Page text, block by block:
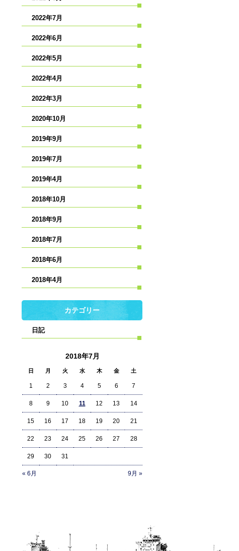
2022年7月
2022年6月
2022年5月
2022年4月
2022年3月
2020年10月
2019年9月
2019年7月
2019年4月
2018年10月
2018年9月
2018年7月
2018年6月
2018年4月
カテゴリー
日記
2018年7月
日 月 火 水 木 金 土
« 6月 9月 »
1 2 3 4 5 6 7
8 9 10 11 12 13 14
15 16 17 18 19 20 21
22 23 24 25 26 27 28
29 30 31